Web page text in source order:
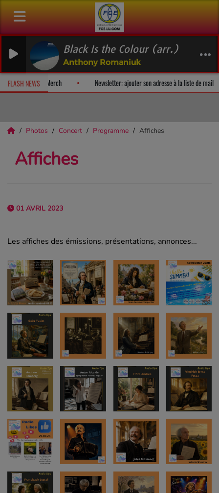
Black Is the Colour (arr.)
Anthony Romaniuk
FLASH NEWS
surprise! Fan Releases & Merch Newsletter: ajouter son
Photos Concert Programme Affiches
Affiches
01 AVRIL 2023
Les affiches des émissions, présentations, annonces...